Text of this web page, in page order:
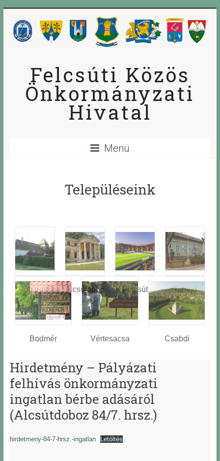
Felcsúti Közös
Önkormányzati
Hivatal
Menü
Településeink
Óbarok
Alcsútdobo
z
Felcsút Tabajd
Bodmér Vértesacsa Csabdi
Hirdetmény – Pályázati
felhívás önkormányzati
ingatlan bérbe adásáról
(Alcsútdoboz 84/7. hrsz.)
hirdetmeny-84-7-hrsz.-ingatlan Letöltés